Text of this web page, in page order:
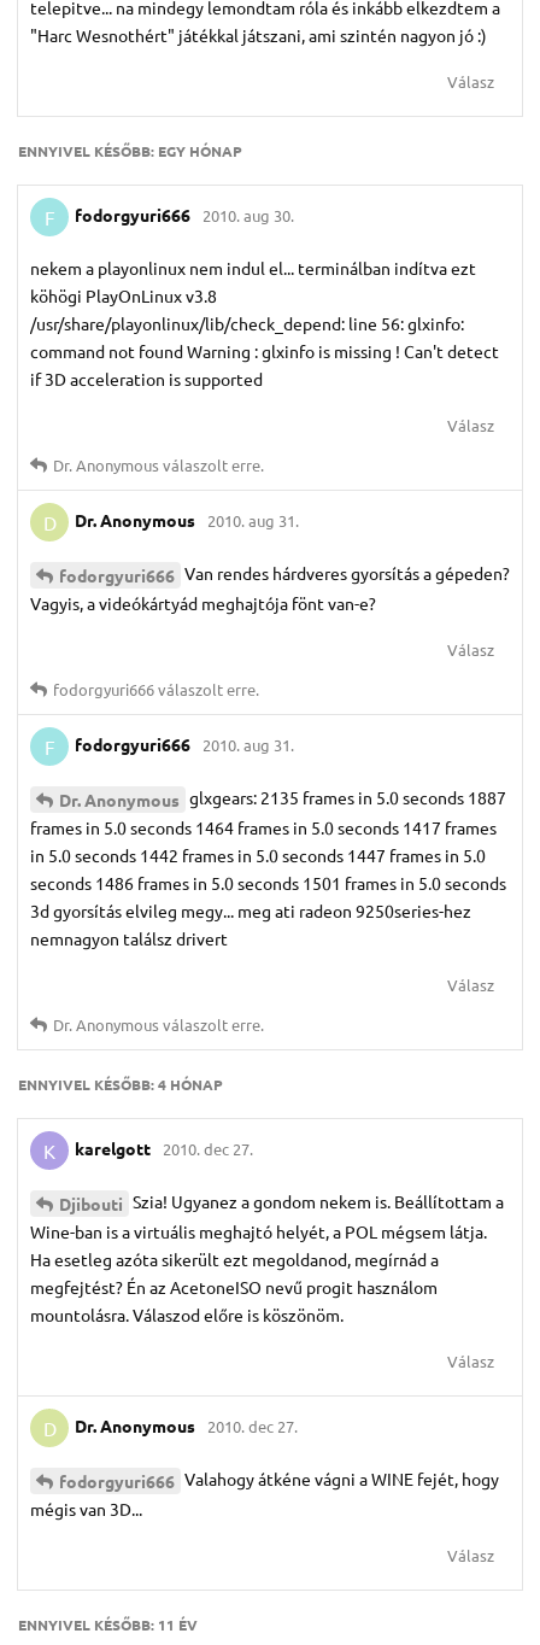
telepitve... na mindegy lemondtam róla és inkább elkezdtem a
"Harc Wesnothért" játékkal játszani, ami szintén nagyon jó :)
Válasz
ENNYIVEL KÉSŐBB: EGY HÓNAP
F fodorgyuri666 2010. aug 30.
nekem a playonlinux nem indul el... terminálban indítva ezt
köhögi PlayOnLinux v3.8
/usr/share/playonlinux/lib/check_depend: line 56: glxinfo:
command not found Warning : glxinfo is missing ! Can't detect
if 3D acceleration is supported
Válasz
Dr.​ Anonymousválaszolt erre.
D Dr.​ Anonymous 2010. aug 31.
fodorgyuri666 Van rendes hárdveres gyorsítás a gépeden?
Vagyis, a videókártyád meghajtója fönt van-e?
Válasz
fodorgyuri666válaszolt erre.
F fodorgyuri666 2010. aug 31.
Dr.​ Anonymous glxgears: 2135 frames in 5.0 seconds 1887
frames in 5.0 seconds 1464 frames in 5.0 seconds 1417 frames
in 5.0 seconds 1442 frames in 5.0 seconds 1447 frames in 5.0
seconds 1486 frames in 5.0 seconds 1501 frames in 5.0 seconds
3d gyorsítás elvileg megy... meg ati radeon 9250series-hez
nemnagyon találsz drivert
Válasz
Dr.​ Anonymousválaszolt erre.
ENNYIVEL KÉSŐBB:4 HÓNAP
K karelgott 2010. dec 27.
Djibouti Szia! Ugyanez a gondom nekem is. Beállítottam a
Wine-ban is a virtuális meghajtó helyét, a POL mégsem látja.
Ha esetleg azóta sikerült ezt megoldanod, megírnád a
megfejtést? Én az AcetoneISO nevű progit használom
mountolásra. Válaszod előre is köszönöm.
Válasz
D Dr.​ Anonymous 2010. dec 27.
fodorgyuri666 Valahogy átkéne vágni a WINE fejét, hogy
mégis van 3D...
Válasz
ENNYIVEL KÉSŐBB: 11 ÉV